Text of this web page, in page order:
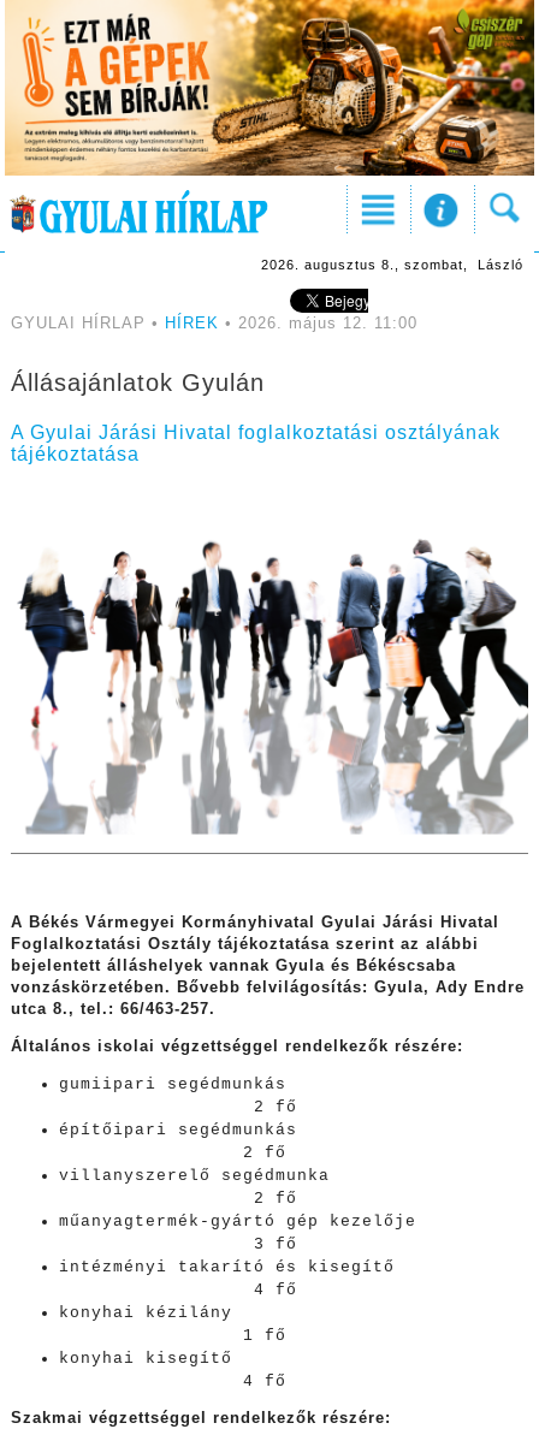
2026. augusztus 8., szombat, László
GYULAI HÍRLAP • HÍREK • 2026. május 12. 11:00
Állásajánlatok Gyulán
A Gyulai Járási Hivatal foglalkoztatási osztályának
tájékoztatása
A Békés Vármegyei Kormányhivatal Gyulai Járási Hivatal
Foglalkoztatási Osztály tájékoztatása szerint az alábbi
bejelentett álláshelyek vannak Gyula és Békéscsaba
vonzáskörzetében. Bővebb felvilágosítás: Gyula, Ady Endre
utca 8., tel.: 66/463-257.
Általános iskolai végzettséggel rendelkezők részére:
gumiipari segédmunkás
2 fő
építőipari segédmunkás
2 fő
villanyszerelő segédmunka
2 fő
műanyagtermék-gyártó gép kezelője
3 fő
intézményi takarító és kisegítő
4 fő
konyhai kézilány
1 fő
konyhai kisegítő
4 fő
Szakmai végzettséggel rendelkezők részére: